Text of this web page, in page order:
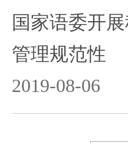
国家语委开
管理规范性
2019-08-06